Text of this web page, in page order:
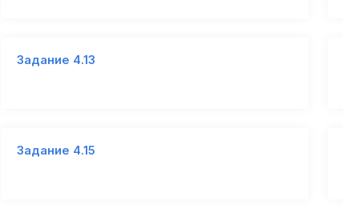
Задание 4.13
Задание 4.15